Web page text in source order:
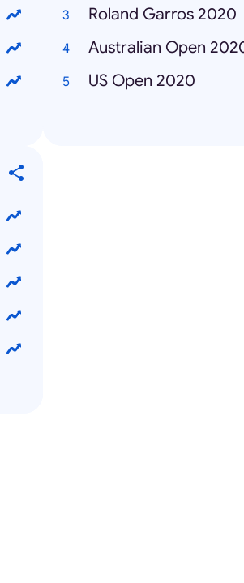
Roland Garros 2020
Australian Open
US Open 2020